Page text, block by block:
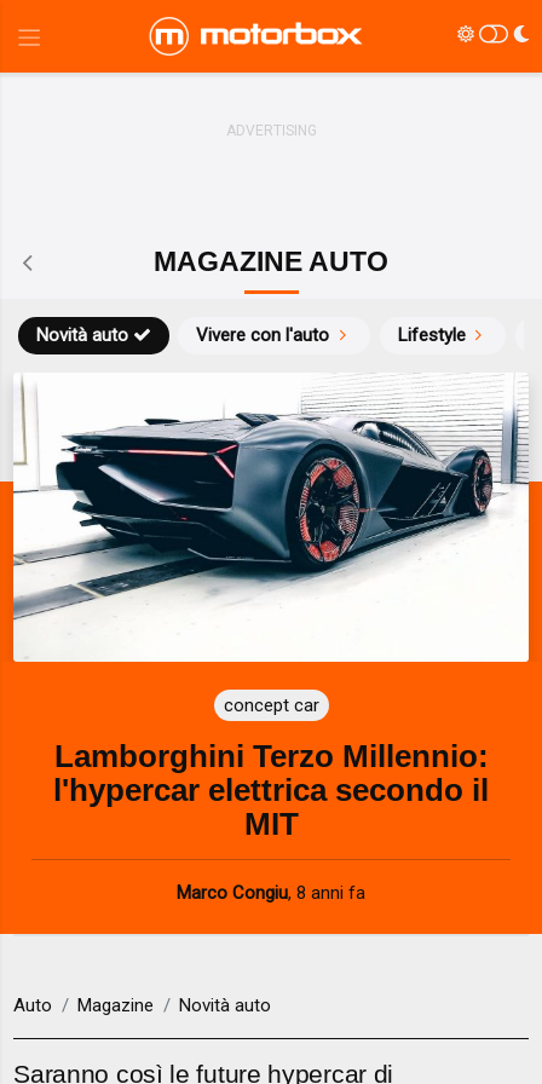
MAGAZINE AUTO
Novità auto Vivere con l'auto Lifestyle
concept car
Lamborghini Terzo Millennio:
l'hypercar elettrica secondo il
MIT
Marco Congiu, 8 anni fa
Auto Magazine Novità auto
Saranno così le future hypercar di